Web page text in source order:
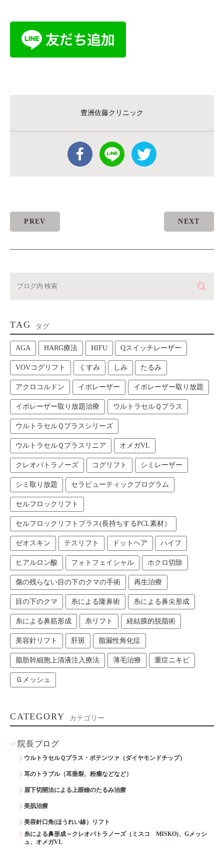
豊洲佐藤クリニック
PREV NEXT
TAG タグ
AGA HARG療法 HIFU Qスイッチレーザー
VOVコグリフト くすみ しみ たるみ
アクロコルドン イボレーザー イボレーザー取り放題
イボレーザー取り放題治療 ウルトラセルＱプラス
ウルトラセルＱプラスシリーズ
ウルトラセルＱプラスリニア オメガVL
クレオパトラノーズ コグリフト シミレーザー
シミ取り放題 セラピューティックプログラム
セルフロックリフト
セルフロックリフトプラス(長持ちするPCL素材）
ゼオスキン テスリフト ドットヘア ハイフ
ヒアルロン酸 フォトフェイシャル ホクロ切除
傷の残らない目の下のクマの手術 再生治療
目の下のクマ 糸による隆鼻術 糸による鼻尖形成
糸による鼻筋形成 糸リフト 経結膜的脱脂術
美容針リフト 肝斑 脂漏性角化症
脂肪幹細胞上清液注入療法 薄毛治療 重症ニキビ
Ｇメッシュ
CATEGORY カテゴリー
院長ブログ
ウルトラセルＱプラス・ポテンツァ（ダイヤモンドチップ）
耳のトラブル（耳垂裂、粉瘤などなど）
眉下切開法による上眼瞼のたるみ治療
美肌治療
美容針口角(ほうれい線）リフト
糸による鼻形成～クレオパトラノーズ（ミスコ MISKO)、Gメッシ
ュ、オメガVL